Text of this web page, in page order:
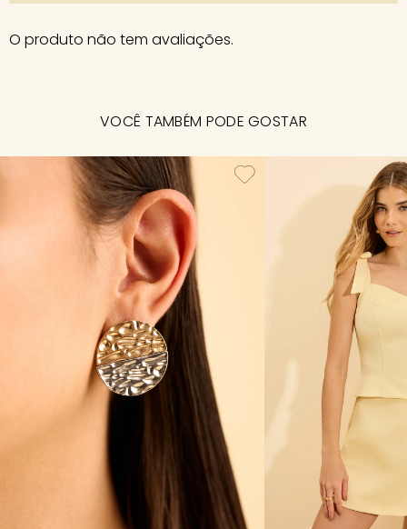
O produto não tem avaliações.
VOCÊ TAMBÉM PODE GOSTAR